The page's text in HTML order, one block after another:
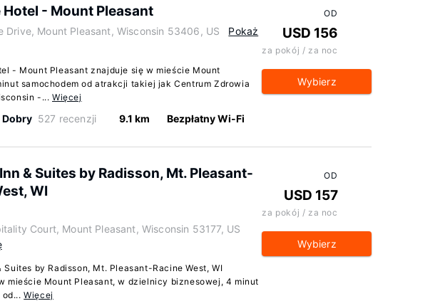
Hotel - Mount Pleasant
Drive, Mount Pleasant, Wisconsin 53406, US
Pokaż
- Mount Pleasant znajduje się w mieście Mount
samochodem od atrakcji takiej jak Centrum Zdrowia
-...Więcej
Dobry 527 recenzji 9.1 km Bezpłatny Wi-Fi
OD
USD 156
za pokój / za noc
Wybierz
& Suites by Radisson, Mt. Pleasant-
WI
Court, Mount Pleasant, Wisconsin 53177, US
Suites by Radisson, Mt. Pleasant-Racine West, WI
mieście Mount Pleasant, w dzielnicy biznesowej, 4 minut
od...Więcej
OD
USD 157
za pokój / za noc
Wybierz